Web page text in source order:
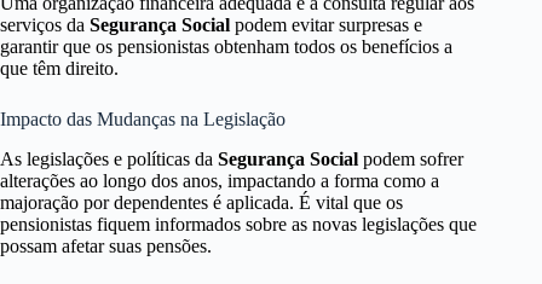
serviços da Segurança Social podem evitar surpresas e
garantir que os pensionistas obtenham todos os benefícios a
que têm direito.
Impacto das Mudanças na Legislação
As legislações e políticas da Segurança Social podem sofrer
alterações ao longo dos anos, impactando a forma como a
majoração por dependentes é aplicada. É vital que os
pensionistas fiquem informados sobre as novas legislações que
possam afetar suas pensões.